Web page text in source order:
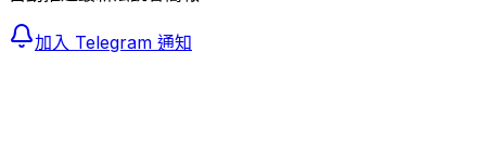
加入 Telegram 通知